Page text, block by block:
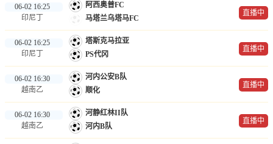
06-02 16:25
印尼丁
阿西奥普FC
马塔兰乌塔马FC
直播中
06-02 16:25
印尼丁
塔斯克马拉亚
PS代冈
直播中
06-02 16:30
越南乙
河内公安B队
顺化
直播中
06-02 16:30
越南乙
河静红林II队
河内B队
直播中